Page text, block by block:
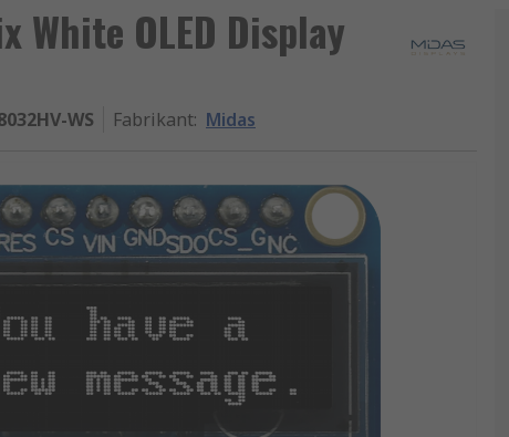
White OLED Display
WS Fabrikant: Midas